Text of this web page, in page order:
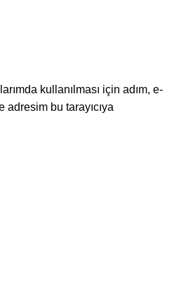
kullanılması için adım, e-
adresim bu tarayıcıya